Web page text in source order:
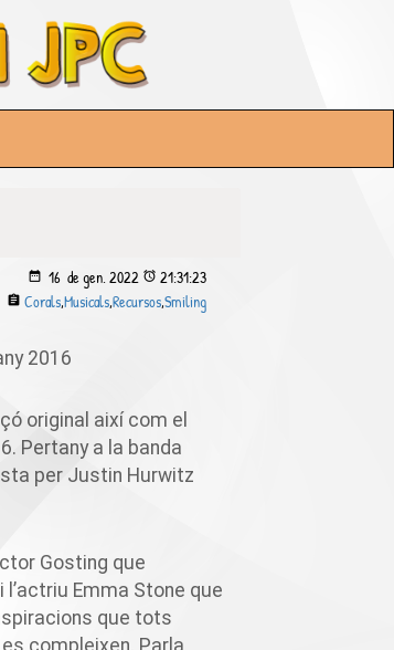
16 degen.2022
21:31:23
Corals,Musicals,Recursos,Smiling
2016
original així com el
Pertany a la banda
per Justin Hurwitz
Gosting que
i l’actriu Emma Stone que
que tots
compleixen. Parla